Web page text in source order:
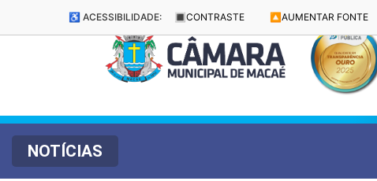
♿ ACESSIBILIDADE: 🔳 CONTRASTE 🔼 AUMENTAR FONTE
NOTÍCIAS